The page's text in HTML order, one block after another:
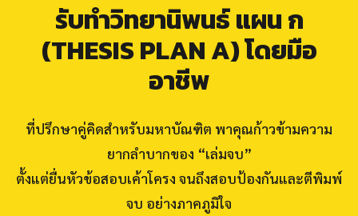
รับทำวิทยานิพนธ์ แผน ก
(THESIS PLAN A) โดยมือ
อาชีพ
ที่ปรึกษาคู่คิดสำหรับมหาบัณฑิต พาคุณก้าวข้ามความ
ยากลำบากของ “เล่มจบ”
ตั้งแต่ยื่นหัวข้อสอบเค้าโครง จนถึงสอบป้องกันและตีพิมพ์
จบ อย่างภาคภูมิใจ